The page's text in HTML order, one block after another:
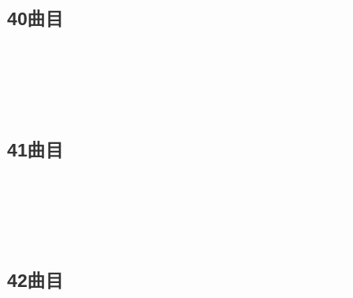
40曲目
41曲目
42曲目